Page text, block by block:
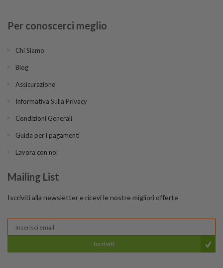
Per conoscerci meglio
Chi Siamo
Blog
Assicurazione
Informativa Sulla Privacy
Condizioni Generali
Guida per i pagamenti
Lavora con noi
Mailing List
Iscriviti alla newsletter e ricevi le nostre migliori offerte
Iscriviti